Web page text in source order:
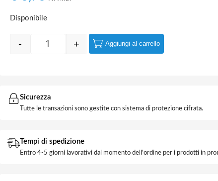
Disponibile
Quantity
- + Aggiungi al carrello
Sicurezza
Tutte le transazioni sono gestite con sistema di protezione cifrata.
Tempi di spedizione
Entro 4-5 giorni lavorativi dal momento dell'ordine per i prodotti in